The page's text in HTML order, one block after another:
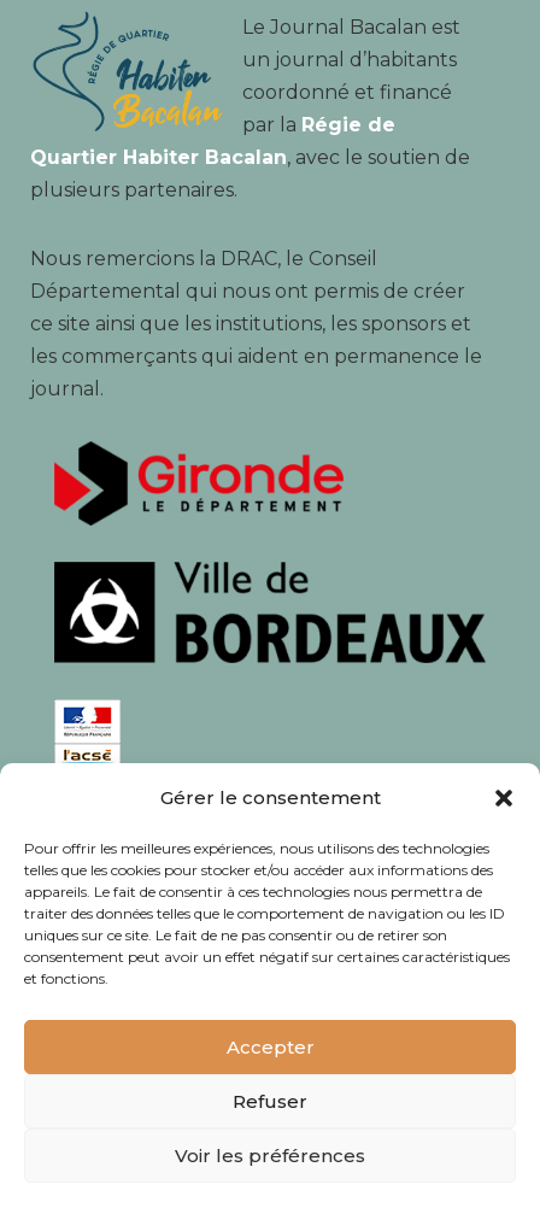
Gérer le consentement
Pour offrir les meilleures expériences, nous utilisons des technologies
telles que les cookies pour stocker et/ou accéder aux informations des
appareils. Le fait de consentir à ces technologies nous permettra de
traiter des données telles que le comportement de navigation ou les ID
uniques sur ce site. Le fait de ne pas consentir ou de retirer son
consentement peut avoir un effet négatif sur certaines caractéristiques
et fonctions.
Accepter
Refuser
Voir les préférences
Le Journal Bacalan est
un journal d’habitants
coordonné et financé
par la Régie de
Quartier Habiter Bacalan, avec le soutien de
plusieurs partenaires.
Nous remercions la DRAC, le Conseil
Départemental qui nous ont permis de créer
ce site ainsi que les institutions, les sponsors et
les commerçants qui aident en permanence le
journal.
Rédaction, photos et corrections : habitants et
associations du quartier
Mentions légales